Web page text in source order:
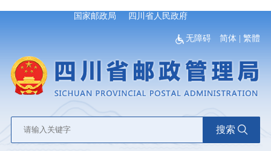
国家邮政局 四川省人民政府
无障碍 简体 |繁體
搜索